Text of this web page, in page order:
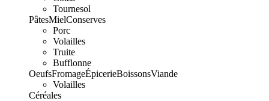
Tournesol
PâtesMielConserves
Porc
Volailles
Truite
Bufflonne
OeufsFromageÉpicerieBoissonsViande
Volailles
Céréales